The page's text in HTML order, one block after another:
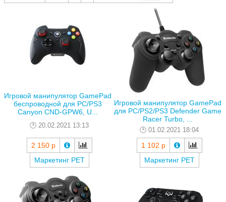
Игровой манипулятор GamePad
беспроводной для PC/PS3
Canyon CND-GPW6, U...
20.02.2021 13:13
2 150 р
Маркетинг РЕТ
Игровой манипулятор GamePad
для PC/PS2/PS3 Defender Game
Racer Turbo, ...
01.02.2021 18:04
1 102 р
Маркетинг РЕТ